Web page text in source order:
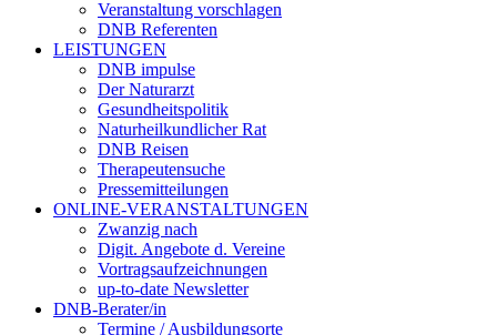
Veranstaltung vorschlagen
DNB Referenten
LEISTUNGEN
DNB impulse
Der Naturarzt
Gesundheitspolitik
Naturheilkundlicher Rat
DNB Reisen
Therapeutensuche
Pressemitteilungen
ONLINE-VERANSTALTUNGEN
Zwanzig nach
Digit. Angebote d. Vereine
Vortragsaufzeichnungen
up-to-date Newsletter
DNB-Berater/in
Termine / Ausbildungsorte